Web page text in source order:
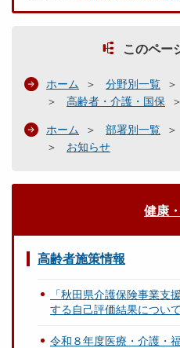
このペー
ホーム 分野別一覧
高齢者・介護・国保
ホーム 部署別一覧
お知らせ
健康
高齢者施策情報
「秋田県介護保険事業支
する自己評価結果について
令和８年度医療・介護・